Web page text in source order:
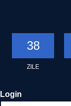
38
ZILE
Login